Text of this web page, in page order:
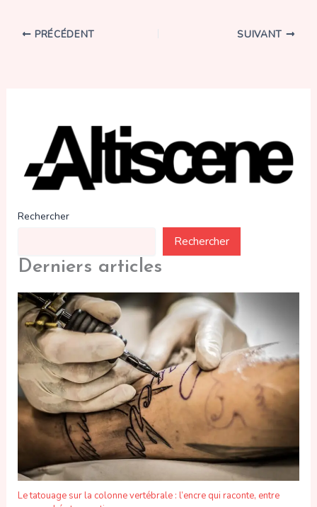
PRÉCÉDENT SUIVANT
Rechercher
Rechercher
Derniers articles
Le tatouage sur la colonne vertébrale : l’encre qui raconte, entre